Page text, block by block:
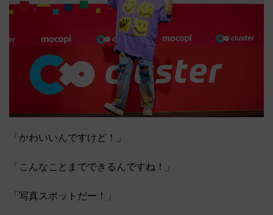
「かわいいんですけど！」
「こんなことまでできるんですね！」
「写真スポットだー！」